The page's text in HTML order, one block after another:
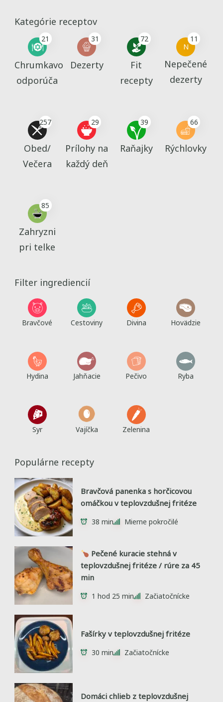
Kategórie receptov
21
Chrumkavo
odporúča
31
Dezerty
72
Fit
recepty
N
11
Nepečené
dezerty
257
Obed/
Večera
29
Prílohy na
každý deň
39
Raňajky
66
Rýchlovky
85
Zahryzni
pri telke
Filter ingrediencií
Bravčové Cestoviny Divina Hovädzie
Hydina Jahňacie Pečivo Ryba
Syr Vajíčka Zelenina
Populárne recepty
Bravčová panenka s horčicovou
omáčkou v teplovzdušnej fritéze
38 min Mierne pokročilé
Pečené kuracie stehná v
teplovzdušnej fritéze / rúre za 45
min
1 hod 25 min Začiatočnícke
Fašírky v teplovzdušnej fritéze
30 min Začiatočnícke
Domáci chlieb z teplovzdušnej